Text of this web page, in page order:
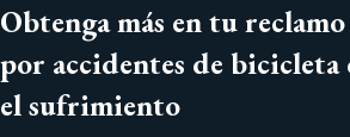
Obtenga más en tu
por accidentes de
el sufrimiento